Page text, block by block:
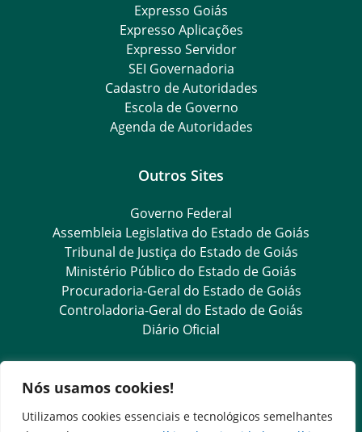
Nós usamos cookies!
Utilizamos cookies essenciais e tecnológicos semelhantes
Expresso Goiás
Expresso Aplicações
Expresso Servidor
SEI Governadoria
Cadastro de Autoridades
Escola de Governo
Agenda de Autoridades
Outros Sites
Governo Federal
Assembleia Legislativa do Estado de Goiás
Tribunal de Justiça do Estado de Goiás
Ministério Público do Estado de Goiás
Procuradoria-Geral do Estado de Goiás
Controladoria-Geral do Estado de Goiás
Diário Oficial
Transparência e Ouvidoria
LGPD